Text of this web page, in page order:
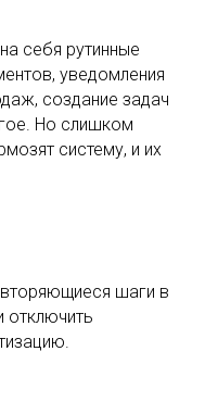
себя рутинные
уведомления
создание задач
Но слишком
систему, и их
шаги в
отключить